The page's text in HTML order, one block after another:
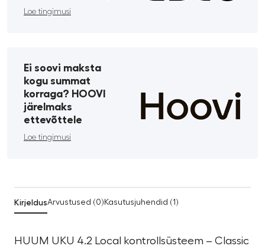
Loe tingimusi
Ei soovi maksta
kogu summat
korraga? HOOVI
järelmaks
ettevõttele
Loe tingimusi
KirjeldusArvustused (0) Kasutusjuhendid (1)
HUUM UKU 4.2 Local kontrollsüsteem – Classic